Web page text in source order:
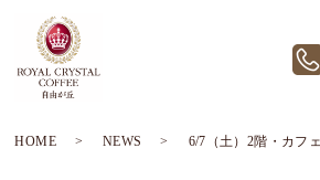
HOME NEWS 6/7（土）2階・カフ